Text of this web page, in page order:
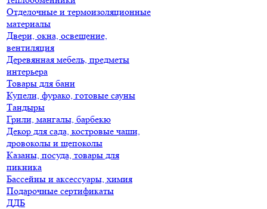
Отделочные и термоизоляционные
материалы
Двери, окна, освещение,
вентиляция
Деревянная мебель, предметы
интерьера
Товары для бани
Купели, фурако, готовые сауны
Тандыры
Грили, мангалы, барбекю
Декор для сада, костровые чаши,
дровоколы и щепоколы
Казаны, посуда, товары для
пикника
Бассейны и аксессуары, химия
Подарочные сертификаты
ДДБ